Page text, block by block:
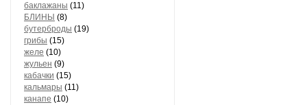
баклажаны (11)
БЛИНЫ (8)
бутерброды (19)
грибы (15)
желе (10)
жульен (9)
кабачки (15)
кальмары (11)
канапе (10)